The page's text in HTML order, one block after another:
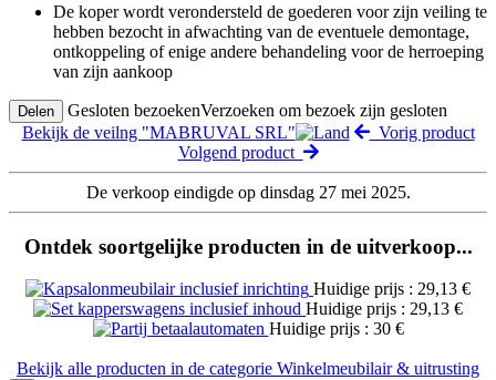
De koper wordt verondersteld de goederen voor zijn veiling te
hebben bezocht in afwachting van de eventuele demontage,
ontkoppeling of enige andere behandeling voor de herroeping
van zijn aankoop
Delen Gesloten bezoekenVerzoeken om bezoek zijn gesloten
Bekijk de veilng "MABRUVAL SRL"
Vorig product
Volgend product
De verkoop eindigde op dinsdag 27 mei 2025.
Ontdek soortgelijke producten in de uitverkoop...
Huidige prijs : 29,13 €
Huidige prijs : 29,13 €
Huidige prijs : 30 €
Bekijk alle producten in de categorie Winkelmeubilair & uitrusting